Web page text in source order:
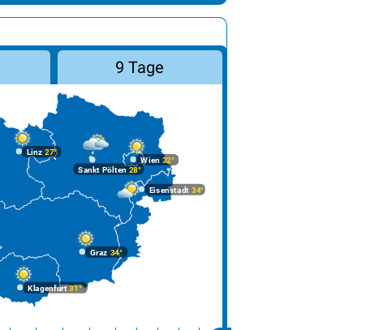
9 Tage
Graz 34°
Klagenfurt31°
Linz 27°
Wien 32°
Eisenstadt 34°
Sankt Pölten 28°